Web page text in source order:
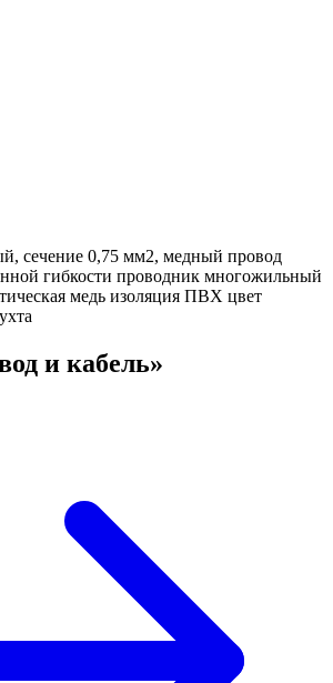
сечение 0,75 мм2, медный провод
гибкости проводник многожильный
медь изоляция ПВХ цвет
и кабель»